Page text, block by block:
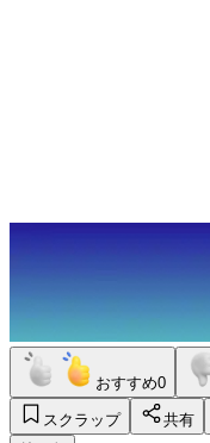
おすすめ0
スクラップ 共有